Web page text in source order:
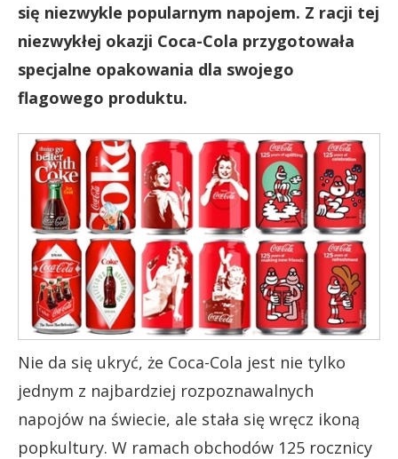
się niezwykle popularnym napojem. Z racji tej
niezwykłej okazji Coca-Cola przygotowała
specjalne opakowania dla swojego
flagowego produktu.
Nie da się ukryć, że Coca-Cola jest nie tylko
jednym z najbardziej rozpoznawalnych
napojów na świecie, ale stała się wręcz ikoną
popkultury. W ramach obchodów 125 rocznicy